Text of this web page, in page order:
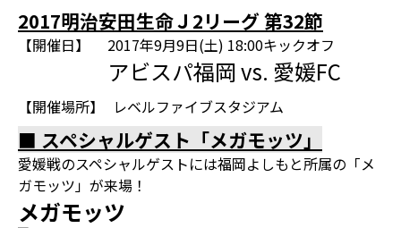
2017明治安田生命Ｊ2リーグ 第32節
【開催日】 2017年9月9日(土) 18:00キックオフ
アビスパ福岡 vs. 愛媛FC
【開催場所】 レベルファイブスタジアム
■ スペシャルゲスト「メガモッツ」
愛媛戦のスペシャルゲストには福岡よしもと所属の「メ
ガモッツ」が来場！
メガモッツ